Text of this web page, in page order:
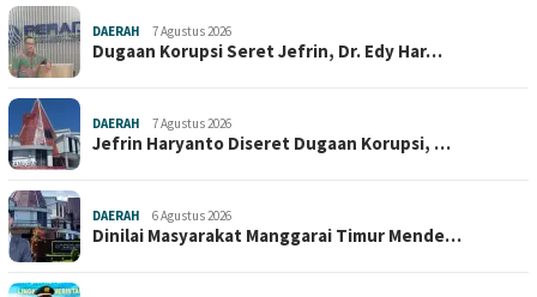
DAERAH 7 Agustus 2026
Dugaan Korupsi Seret Jefrin, Dr. Edy Har…
DAERAH 7 Agustus 2026
Jefrin Haryanto Diseret Dugaan Korupsi, …
DAERAH 6 Agustus 2026
Dinilai Masyarakat Manggarai Timur Mende…